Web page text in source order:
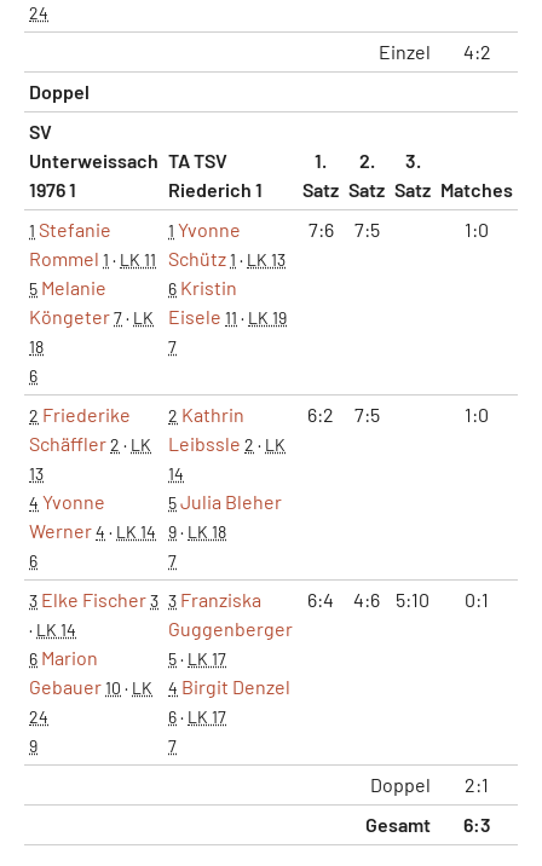
24
Einzel 4:2
Doppel
SV
Unterweissach
1976 1
TA TSV
Riederich 1
1.
Satz
2.
Satz
3.
Satz Matches
1 Stefanie
Rommel 1 · LK 11
5 Melanie
Köngeter7· LK
18
6
1 Yvonne
Schütz1 · LK 13
6 Kristin
Eisele 11 · LK 19
7
7:6 7:5 1:0
2 Friederike
Schäffler2 · LK
13
4 Yvonne
Werner4 · LK 14
6
2 Kathrin
Leibssle 2 · LK
14
5Julia Bleher
9· LK 18
7
6:2 7:5 1:0
3 Elke Fischer3
· LK 14
6 Marion
Gebauer10 · LK
24
9
3 Franziska
Guggenberger
5· LK 17
4 Birgit Denzel
6· LK 17
7
6:4 4:6 5:10 0:1
Doppel 2:1
Gesamt
6:3